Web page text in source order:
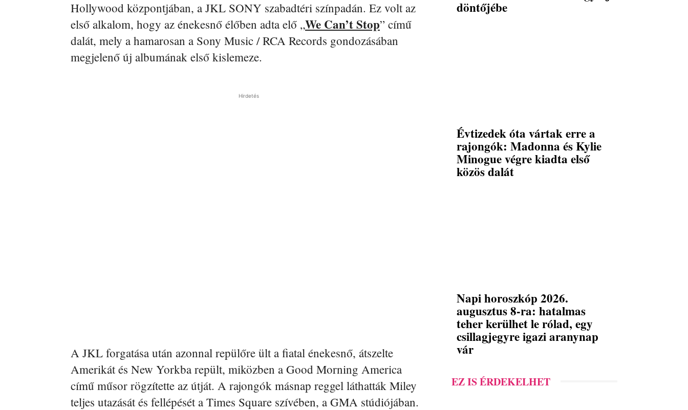
Hollywood központjában, a JKL SONY szabadtéri színpadán. Ez volt az
első alkalom, hogy az énekesnő élőben adta elő „We Can’t Stop” című
dalát, mely a hamarosan a Sony Music / RCA Records gondozásában
megjelenő új albumának első kislemeze.
Hirdetés
A JKL forgatása után azonnal repülőre ült a fiatal énekesnő, átszelte
Amerikát és New Yorkba repült, miközben a Good Morning America
című műsor rögzítette az útját. A rajongók másnap reggel láthatták Miley
teljes utazását és fellépését a Times Square szívében, a GMA stúdiójában.
döntőjébe
Évtizedek óta vártak erre a
rajongók: Madonna és Kylie
Minogue végre kiadta első
közös dalát
Napi horoszkóp 2026.
augusztus 8-ra: hatalmas
teher kerülhet le rólad, egy
csillagjegyre igazi aranynap
vár
EZ IS ÉRDEKELHET